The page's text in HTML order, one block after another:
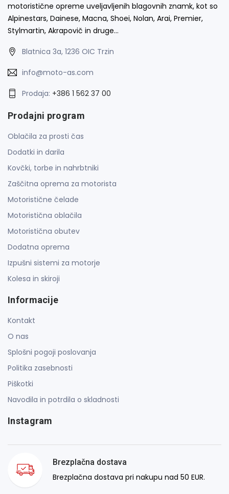
motoristične opreme uveljavljenih blagovnih znamk, kot so
Alpinestars, Dainese, Macna, Shoei, Nolan, Arai, Premier,
Stylmartin, Akrapovič in druge…
Blatnica 3a, 1236 OIC Trzin
info@moto-as.com
Prodaja: +386 1 562 37 00
Prodajni program
Oblačila za prosti čas
Dodatki in darila
Kovčki, torbe in nahrbtniki
Zaščitna oprema za motorista
Motoristične čelade
Motoristična oblačila
Motoristična obutev
Dodatna oprema
Izpušni sistemi za motorje
Kolesa in skiroji
Informacije
Kontakt
O nas
Splošni pogoji poslovanja
Politika zasebnosti
Piškotki
Navodila in potrdila o skladnosti
Instagram
Brezplačna dostava
Brezplačna dostava pri nakupu nad 50 EUR.